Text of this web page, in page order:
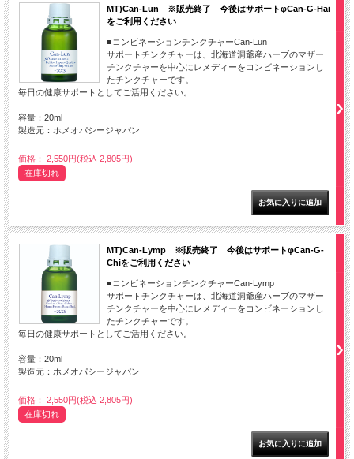
MT)Can-Lun ※販売終了 今後はサポートφCan-G-Hai
をご利用ください
■コンビネーションチンクチャーCan-Lun
サポートチンクチャーは、北海道洞爺産ハーブのマザー
チンクチャーを中心にレメディーをコンビネーションし
たチンクチャーです。
毎日の健康サポートとしてご活用ください。
容量：20ml
製造元：ホメオパシージャパン
価格： 2,550円(税込 2,805円)
在庫切れ
MT)Can-Lymp ※販売終了 今後はサポートφCan-G-
Chiをご利用ください
■コンビネーションチンクチャーCan-Lymp
サポートチンクチャーは、北海道洞爺産ハーブのマザー
チンクチャーを中心にレメディーをコンビネーションし
たチンクチャーです。
毎日の健康サポートとしてご活用ください。
容量：20ml
製造元：ホメオパシージャパン
価格： 2,550円(税込 2,805円)
在庫切れ